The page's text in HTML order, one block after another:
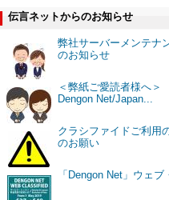
伝言ネットからのお知らせ
弊社サーバーメンテナ
のお知らせ
＜弊紙ご愛読者様へ＞
Dengon Net/Japan...
クラシファイドご利用
のお願い
「Dengon Net」ウェブ